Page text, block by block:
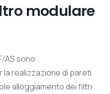
modulare
AS sono
realizzazione di pareti
alloggiamento dei filtri